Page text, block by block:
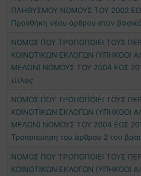
ΠΛΗΘΥΣΜΟΥ ΝΟΜΟΥΣ ΤΟΥ 2002
Προσθήκη νέου άρθρου στον
ΝΟΜΟΣ ΠΟΥ ΤΡΟΠΟΠΟΙΕΙ ΤΟΥΣ
ΚΟΙΝΟΤΙΚΩΝ ΕΚΛΟΓΩΝ (ΥΠΗΚΟΟΙ
ΜΕΛΩΝ) ΝΟΜΟΥΣ ΤΟΥ 2004 ΕΩΣ
τίτλος
ΝΟΜΟΣ ΠΟΥ ΤΡΟΠΟΠΟΙΕΙ ΤΟΥΣ
ΚΟΙΝΟΤΙΚΩΝ ΕΚΛΟΓΩΝ (ΥΠΗΚΟΟΙ
ΜΕΛΩΝ) ΝΟΜΟΥΣ ΤΟΥ 2004 ΕΩΣ
Τροποποίηση του άρθρου 2 του
ΝΟΜΟΣ ΠΟΥ ΤΡΟΠΟΠΟΙΕΙ ΤΟΥΣ
ΚΟΙΝΟΤΙΚΩΝ ΕΚΛΟΓΩΝ (ΥΠΗΚΟΟΙ